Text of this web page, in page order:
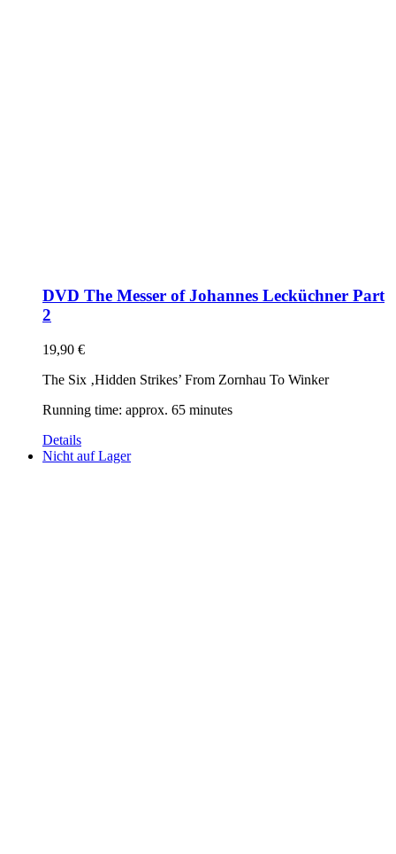
DVD The Messer of Johannes Lecküchner Part
2
19,90 €
The Six ‚Hidden Strikes’ From Zornhau To Winker
Running time: approx. 65 minutes
Details
Nicht auf Lager